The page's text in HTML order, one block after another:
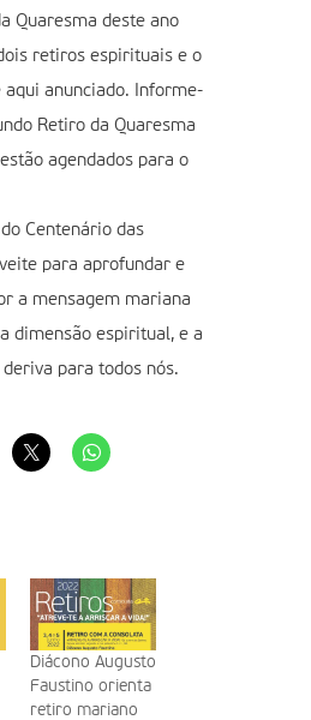
Quaresma deste ano
retiros espirituais e o
anunciado. Informe-
Retiro da Quaresma
agendados para o
Centenário das
para aprofundar e
a mensagem mariana
dimensão espiritual, e a
para todos nós.
Diácono Augusto
Faustino orienta
retiro mariano